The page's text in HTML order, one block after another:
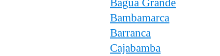
Bambamarca
Barranca
Cajabamba